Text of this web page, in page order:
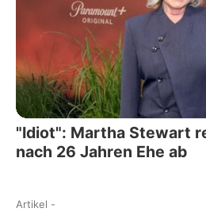
"Idiot": Martha Stewart
nach 26 Jahren Ehe ab
Artikel -